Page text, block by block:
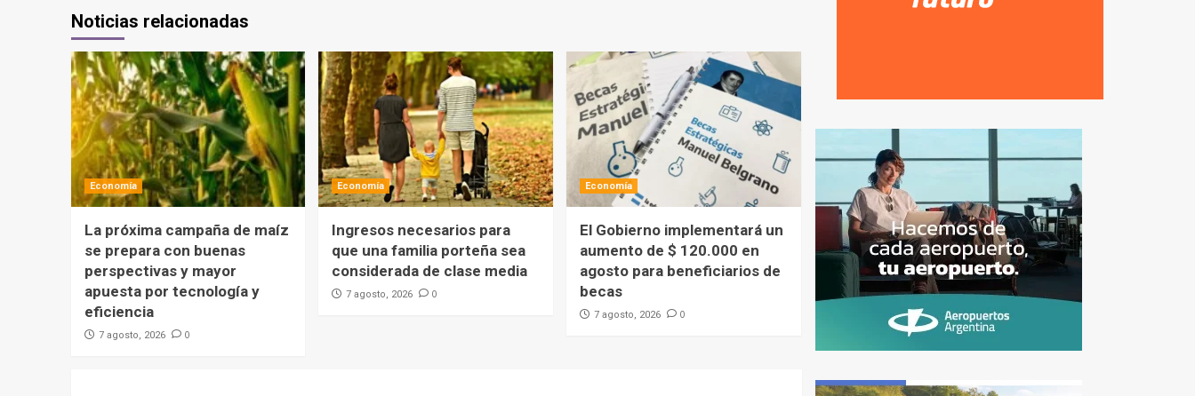
Noticias relacionadas
Economía
La próxima campaña de maíz
se prepara con buenas
perspectivas y mayor
apuesta por tecnología y
eficiencia
7 agosto, 2026 0
Economía
Ingresos necesarios para
que una familia porteña sea
considerada de clase media
7 agosto, 2026 0
Economía
El Gobierno implementará un
aumento de $ 120.000 en
agosto para beneficiarios de
becas
7 agosto, 2026 0